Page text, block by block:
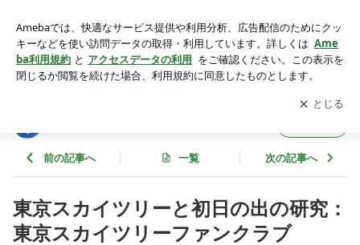
クラブ | 東京スカイツリーファンクラブブログ
アプリをダウンロードして ブログの更新通知
を受け取りまし
ょう。
開く
前の記事へ 一覧 次の記事へ
東京スカイツリーと初日の出の研究：
東京スカイツリーファンクラブ